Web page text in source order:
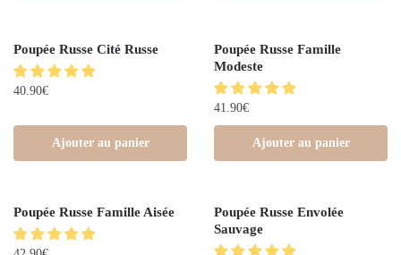
Poupée Russe Cité Russe
40.90€
Ajouter au panier
Poupée Russe Famille
Modeste
41.90€
Ajouter au panier
Poupée Russe Famille Aisée
Poupée Russe Envolée
Sauvage